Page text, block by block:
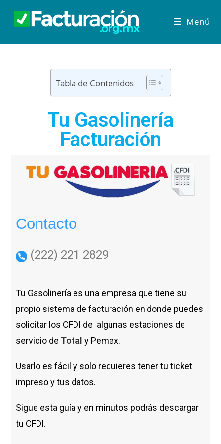
Menú
Tabla de Contenidos
Tu Gasolinería
Facturación
Contacto
(222) 221 2829
Tu Gasolinería es una empresa que tiene su
propio sistema de facturación en donde puedes
solicitar los CFDI de algunas estaciones de
servicio de Total y Pemex.
Usarlo es fácil y solo requieres tener tu ticket
impreso y tus datos.
Sigue esta guía y en minutos podrás descargar
tu CFDI.